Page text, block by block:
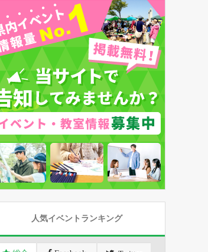
人気イベントランキング